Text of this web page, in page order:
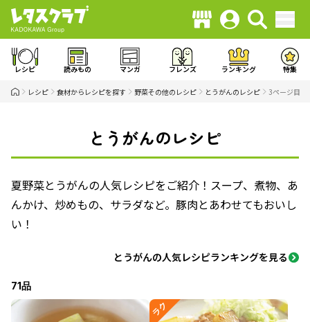
レシピ 読みもの マンガ フレンズ ランキング 特集
レシピ 食材からレシピを探す 野菜その他のレシピ とうがんのレシピ 3ページ目
とうがんのレシピ
夏野菜とうがんの人気レシピをご紹介！スープ、煮物、あ
んかけ、炒めもの、サラダなど。豚肉とあわせてもおいし
い！
とうがんの人気レシピランキングを見る
71品
ラク